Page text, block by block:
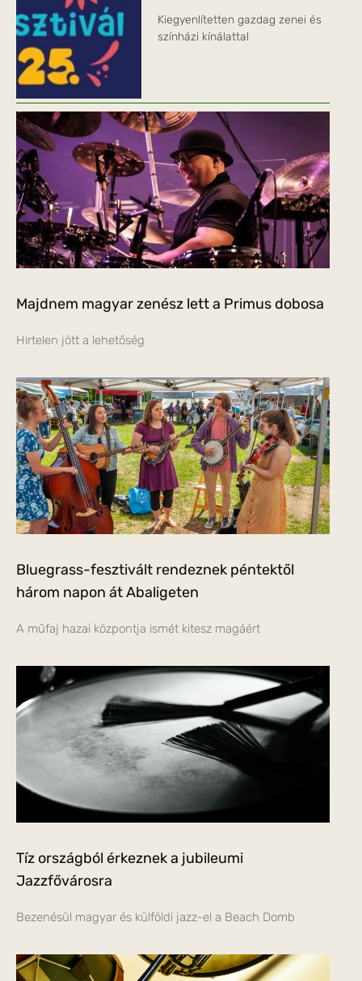
Kiegyenlítetten gazdag zenei és
színházi kínálattal
Majdnem magyar zenész lett a Primus dobosa
Hirtelen jött a lehetőség
Bluegrass-fesztivált rendeznek péntektől
három napon át Abaligeten
A műfaj hazai központja ismét kitesz magáért
Tíz országból érkeznek a jubileumi
Jazzfővárosra
Bezenésül magyar és külföldi jazz-el a Beach Domb